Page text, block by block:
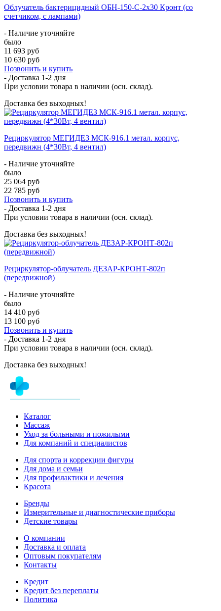
Облучатель бактерицидный ОБН-150-С-2x30 Кронт (со
счетчиком, с лампами)
- Наличие уточняйте
было
11 693 руб
10 630 руб
Позвонить и купить
- Доставка 1-2 дня
При условии товара в наличии (осн. склад).
Доставка без выходных!
Рециркулятор МЕГИДЕЗ МСК-916.1 метал. корпус,
передвижн (4*30Вт, 4 вентил)
- Наличие уточняйте
было
25 064 руб
22 785 руб
Позвонить и купить
- Доставка 1-2 дня
При условии товара в наличии (осн. склад).
Доставка без выходных!
Рециркулятор-облучатель ДЕЗАР-КРОНТ-802п
(передвижной)
- Наличие уточняйте
было
14 410 руб
13 100 руб
Позвонить и купить
- Доставка 1-2 дня
При условии товара в наличии (осн. склад).
Доставка без выходных!
Каталог
Массаж
Уход за больными и пожилыми
Для компаний и специалистов
Для спорта и коррекции фигуры
Для дома и семьи
Для профилактики и лечения
Красота
Бренды
Измерительные и диагностические приборы
Детские товары
О компании
Доставка и оплата
Оптовым покупателям
Контакты
Кредит
Кредит без переплаты
Политика